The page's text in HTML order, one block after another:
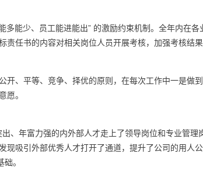
能少、员工能进能出” 的激励约束机制。全年内在
任书的内容对相关岗位人员开展考核，加强考核结
、平等、竞争、择优的原则，在每次工作中一是做
。
、年富力强的内外部人才走上了领导岗位和专业管
吸引外部优秀人才打开了通道，提升了公司的用人
。